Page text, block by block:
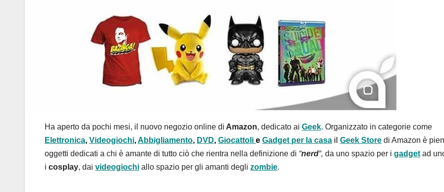
Ha aperto da pochi mesi, il nuovo negozio online di Amazon, dedicato ai Geek. Organizzato in categorie come
Elettronica, Videogiochi,Abbigliamento, DVD, Giocattoli e Gadget per la casa il Geek Store di Amazon è
oggetti dedicati a chi è amante di tutto ciò che rientra nella definizione di “nerd“, da uno spazio per i gadget ad
i cosplay, dai videogiochi allo spazio per gli amanti degli zombie.